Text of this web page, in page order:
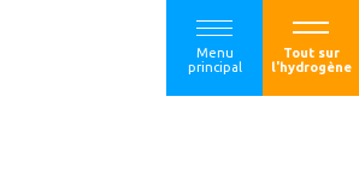
Menu
principal
Tout sur
l'hydrogène